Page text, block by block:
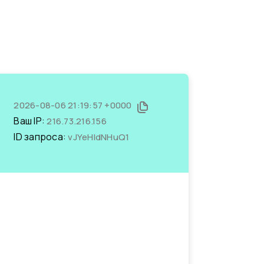
2026-08-06 21:19:57 +0000
Ваш IP:216.73.216.156
ID запроса:vJYeHldNHuQ1